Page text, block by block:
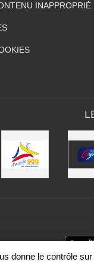
INAPPROPRIÉ
donne le contrôle